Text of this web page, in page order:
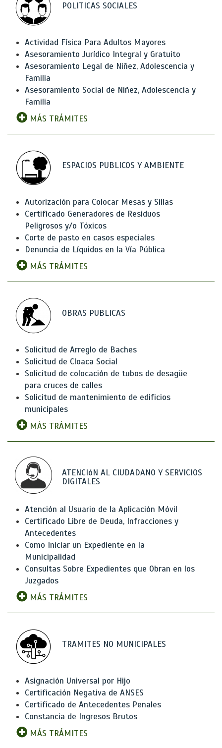
POLITICAS SOCIALES
Actividad Física Para Adultos Mayores
Asesoramiento Jurídico Integral y Gratuito
Asesoramiento Legal de Niñez, Adolescencia y
Familia
Asesoramiento Social de Niñez, Adolescencia y
Familia
MÁS TRÁMITES
ESPACIOS PUBLICOS Y AMBIENTE
Autorización para Colocar Mesas y Sillas
Certificado Generadores de Residuos
Peligrosos y/o Tóxicos
Corte de pasto en casos especiales
Denuncia de Líquidos en la Vía Pública
MÁS TRÁMITES
OBRAS PUBLICAS
Solicitud de Arreglo de Baches
Solicitud de Cloaca Social
Solicitud de colocación de tubos de desagüe
para cruces de calles
Solicitud de mantenimiento de edificios
municipales
MÁS TRÁMITES
ATENCIóN AL CIUDADANO Y SERVICIOS
DIGITALES
Atención al Usuario de la Aplicación Móvil
Certificado Libre de Deuda, Infracciones y
Antecedentes
Como Iniciar un Expediente en la
Municipalidad
Consultas Sobre Expedientes que Obran en los
Juzgados
MÁS TRÁMITES
TRAMITES NO MUNICIPALES
Asignación Universal por Hijo
Certificación Negativa de ANSES
Certificado de Antecedentes Penales
Constancia de Ingresos Brutos
MÁS TRÁMITES